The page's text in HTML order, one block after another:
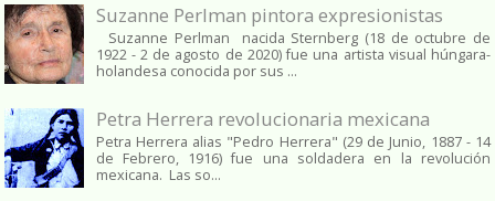
Suzanne Perlman pintora expresionistas
Suzanne Perlman nacida Sternberg (18 de octubre de
1922 - 2 de agosto de 2020) fue una artista visual húngara-
holandesa conocida por sus ...
Petra Herrera revolucionaria mexicana
Petra Herrera alias "Pedro Herrera" (29 de Junio, 1887 - 14
de Febrero, 1916) fue una soldadera en la revolución
mexicana. Las so...